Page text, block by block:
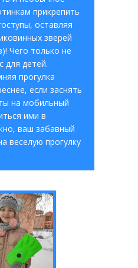
прикрепить
оставляя
зверей
Чего только не
для детей.
прогулка
если заснять
на мобильный
ими в
ваш забавный
веселую прогулку